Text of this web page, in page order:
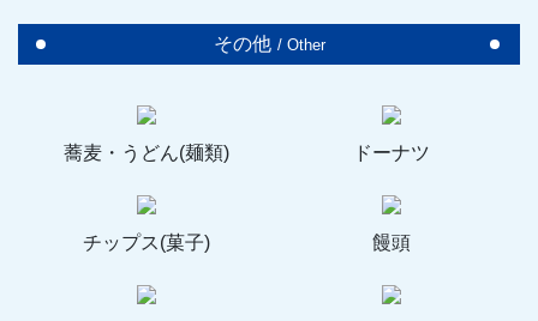
その他 / Other
蕎麦・うどん(麺類) ドーナツ
チップス(菓子) 饅頭